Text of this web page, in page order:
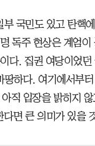
국민도 있고 탄핵
독주 현상은 계엄
다. 집권 여당이었
하다. 여기에서부
직 입장을 밝히지
면 큰 의미가 있을